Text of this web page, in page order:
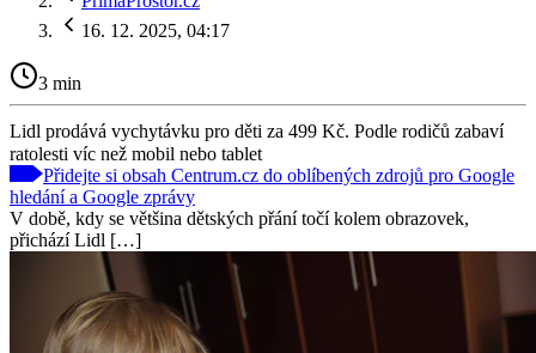
16. 12. 2025, 04:17
3 min
Lidl prodává vychytávku pro děti za 499 Kč. Podle rodičů zabaví
ratolesti víc než mobil nebo tablet
Přidejte si obsah Centrum.cz do oblíbených zdrojů pro Google
hledání a Google zprávy
V době, kdy se většina dětských přání točí kolem obrazovek,
přichází Lidl […]